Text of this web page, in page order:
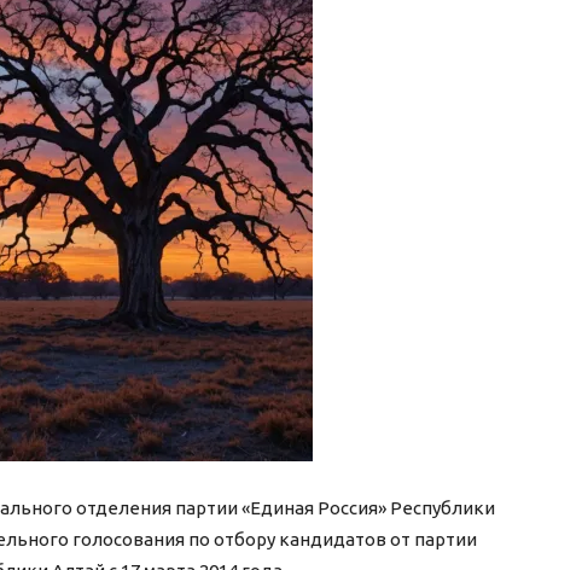
отделения партии «Единая Россия» Республики
голосования по отбору кандидатов от партии